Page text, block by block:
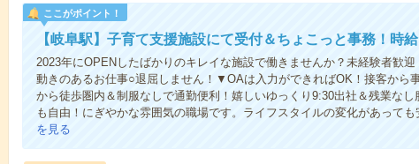
ここがポイント！
【岐阜駅】子育て支援施設にて受付＆ちょこっと事務！時給
2023年にOPENしたばかりのキレイな施設で働きませんか？未経験者歓
動きのあるお仕事○退屈しません！▼OAは入力ができればOK！接客から
から徒歩圏内＆制服なしで通勤便利！嬉しいゆっくり9:30出社＆残業な
も自由！にぎやかな雰囲気の職場です。ライフスタイルの変化があって
を見る